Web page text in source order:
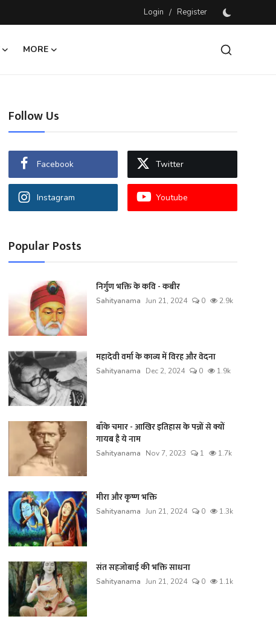
Login / Register
MORE
Follow Us
Facebook Twitter
Instagram Youtube
Popular Posts
निर्गुण भक्ति के कवि - कबीर
Sahityanama Jun 21, 2024 0 2.9k
महादेवी वर्मा के काव्य में विरह और वेदना
Sahityanama Dec 2, 2024 0 1.9k
बाँके चमार - आखिर इतिहास के पन्नों से क्यों
गायब है ये नाम
Sahityanama Nov 7, 2023 1 1.7k
मीरा और कृष्ण भक्ति
Sahityanama Jun 21, 2024 0 1.3k
संत सहजोबाई की भक्ति साधना
Sahityanama Jun 21, 2024 0 1.1k